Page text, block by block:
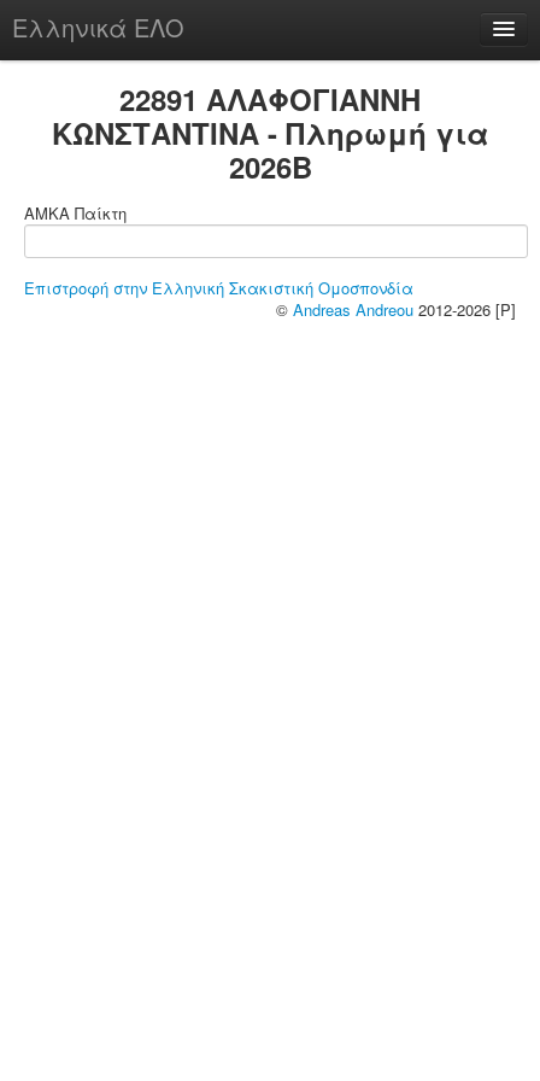
Ελληνικά ΕΛΟ
22891 ΑΛΑΦΟΓΙΑΝΝΗ
ΚΩΝΣΤΑΝΤΙΝΑ - Πληρωμή για
2026B
ΑΜΚΑ Παίκτη
Επιστροφή στην Ελληνική Σκακιστική Ομοσπονδία
© Andreas Andreou 2012-2026 [P]